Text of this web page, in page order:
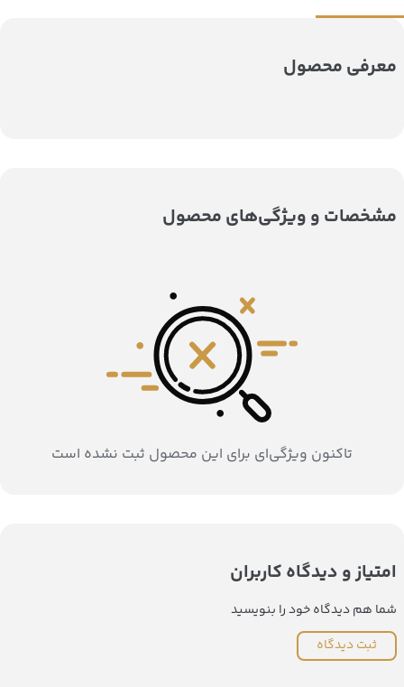
معرفی محصول
مشخصات و ویژگی‌های محصول
تاکنون ویژگی‌ای برای این محصول ثبت نشده است
امتیاز و دیدگاه کاربران
شما هم دیدگاه خود را بنویسید
ثبت دیدگاه